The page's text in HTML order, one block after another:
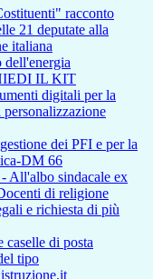
racconto
21 deputate alla
italiana
dell'energia
IL KIT
digitali per la
personalizzazione
dei PFI e per la
DM 66
All'albo sindacale ex
di religione
e richiesta di più
di posta
tipo